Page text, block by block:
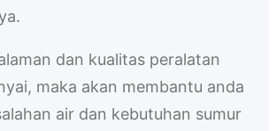
dan kualitas peralatan
maka akan membantu anda
air dan kebutuhan sumur